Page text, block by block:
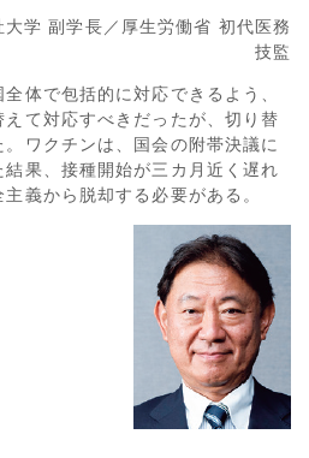
学 副学長／厚生労働省 初代医務
技監
体で包括的に対応できるよう、
て対応すべきだったが、切り替
ワクチンは、国会の附帯決議に
果、接種開始が三カ月近く遅れ
主義から脱却する必要がある。